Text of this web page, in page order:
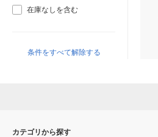
在庫なしを含む
条件をすべて解除する
カテゴリから探す